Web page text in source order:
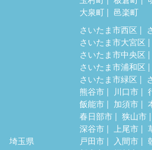
大泉町
邑楽町
埼玉県
さいたま市西区
さいたま市大宮区
さいたま市中央区
さいたま市浦和区
さいたま市緑区
熊谷市
川口市
飯能市
加須市
春日部市
狭山市
深谷市
上尾市
戸田市
入間市